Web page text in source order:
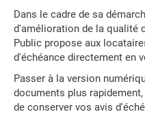
Dans le cadre de sa
d'amélioration de la qualité
Public propose aux
d'échéance directement en
Passer à la version
documents plus
de conserver vos avis